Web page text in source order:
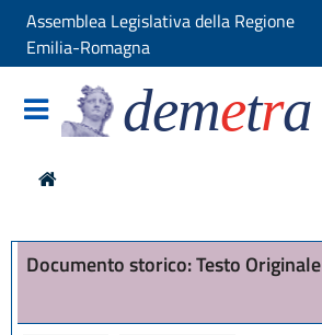
Assemblea Legislativa della Regione
Emilia-Romagna
demetra
Documento storico: Testo Originale